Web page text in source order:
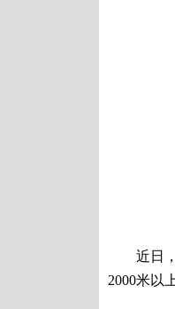
近日，
2000米以